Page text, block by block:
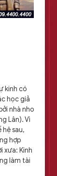
kinh có
học giả
nhà nho
Lân). Vì
sau,
hợp
xưa: Kinh
làm tài